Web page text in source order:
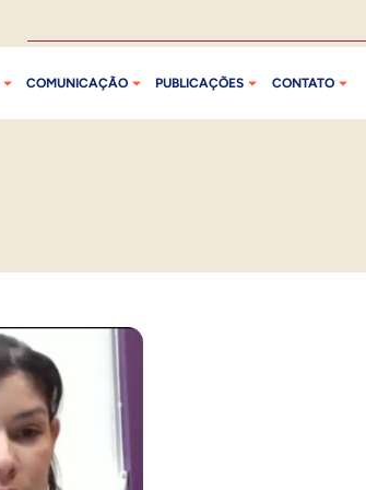
COMUNICAÇÃO PUBLICAÇÕES CONTATO